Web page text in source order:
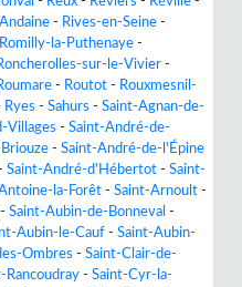
- Rives-en-Seine -
Romilly-la-Puthenaye -
sur-le-Vivier -
- Routot - Rouxmesnil-
Ryes - Sahurs - Saint-Agnan-de-
Villages - Saint-André-de-
- Saint-André-de-l'Épine
Saint-André-d'Hébertot - Saint-
la-Forêt - Saint-Arnoult -
- Saint-Aubin-de-Bonneval -
Aubin-le-Cauf - Saint-Aubin-
Ombres - Saint-Clair-de-
Rancoudray - Saint-Cyr-la-